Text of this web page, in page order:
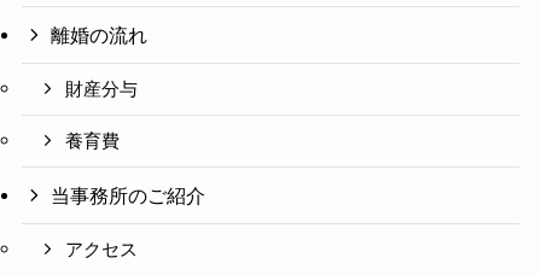
離婚の流れ
財産分与
養育費
当事務所のご紹介
アクセス